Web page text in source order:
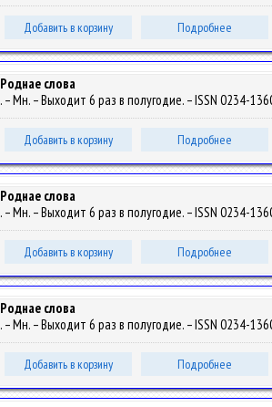
Добавить в корзину Подробнее
Роднае слова
. – Мн. – Выходит 6 раз в полугодие. – ISSN 0234-
Добавить в корзину Подробнее
Роднае слова
. – Мн. – Выходит 6 раз в полугодие. – ISSN 0234-
Добавить в корзину Подробнее
Роднае слова
. – Мн. – Выходит 6 раз в полугодие. – ISSN 0234-
Добавить в корзину Подробнее